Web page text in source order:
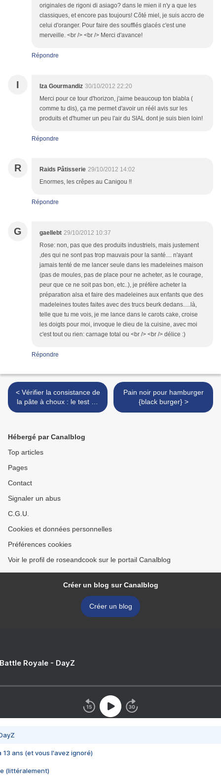
originales de rigoni di asiago? dans le mien il n'y a que les
classiques, et encore pas toujours! Côté miel, je suis accro de
celui d'oranger. Pour faire des soufflés glacés c'est une
merveille. <br /> <br /> Merci d'avance!
Répondre
I Iza Gourmandiz 30/10/2012 22:20
Merci pour ce tour d'horizon, j'aime beaucoup ton blabla (
comme tu dis), ça me permet d'avoir un réél avis sur les
produits et d'humer un peu l'air du SIAL dont je suis bien loin!
Répondre
R Raids Pâtisserie 29/10/2012 14:02
Enormes, les crêpes au Canigou !!
Répondre
G gaellebt 29/10/2012 10:37
Rose: non, pas que des produits industriels, mais justement
,des qui ne sont pas trop mauvais pour la santé.... n'ayant
jamais tenté de me lancer seule dans les madeleines maison
(pas de moules, pas de place pour ne acheter, as le courage,
peur que ce ne soit pas bon, etc..), je préfère acheter la
préparation alsa et faire des madeleines aux enfants que des
madeleines toutes faites avec des trucs beurk dedans.....là,
telle que tu me vois, je me lance dans le carots cake, croise
les doigts pour moi, invoque le dieu de la cuisine, avec moi
c'est tout ou rien: carnage total ou <br /> <br /> délice :)
Répondre
< Vérifier la consistance de
la pâte à choux : le test de
la crête {CAP Pâtissier}
Pain noir pour hamburger
{black burger} >
Hébergé par Canalblog
Top articles
Pages
Contact
Signaler un abus
C.G.U.
Cookies et données personnelles
Préférences cookies
Voir le profil de roseandcook sur le portail Canalblog
Créer un blog sur Canalblog
Créer un blog
Royale - DayZ
13 ans (et vous l'avez ignoré)
(littéralement)